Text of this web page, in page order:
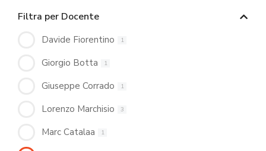
Filtra per Docente
Davide Fiorentino 1
Giorgio Botta 1
Giuseppe Corrado 1
Lorenzo Marchisio 3
Marc Catalaa 1